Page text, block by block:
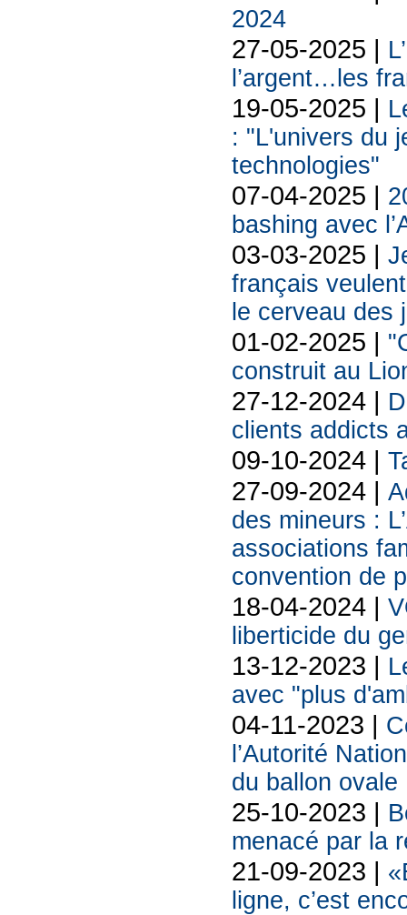
2024
27-05-2025 |
l’argent…les
19-05-2025 |
: "L'univers du
technologies"
07-04-2025 |
bashing avec
03-03-2025 |
français
le cerveau des
01-02-2025 |
construit au
27-12-2024 |
clients addicts
09-10-2024 |
27-09-2024 |
des mineurs :
associations
convention de
18-04-2024 |
liberticide du
13-12-2023 |
avec "plus
04-11-2023 |
l’Autorité
du ballon ovale
25-10-2023 |
menacé par la
21-09-2023 |
ligne, c’est